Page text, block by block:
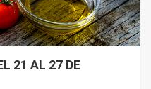
21 AL 27 DE